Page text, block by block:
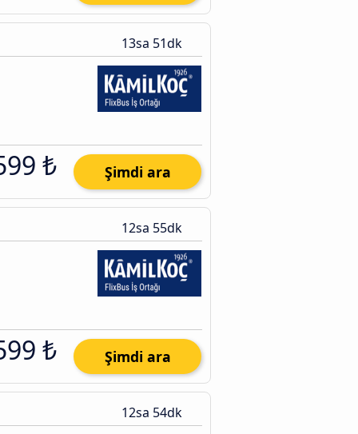
13sa 51dk
₺ Şimdi ara
12sa 55dk
₺ Şimdi ara
12sa 54dk